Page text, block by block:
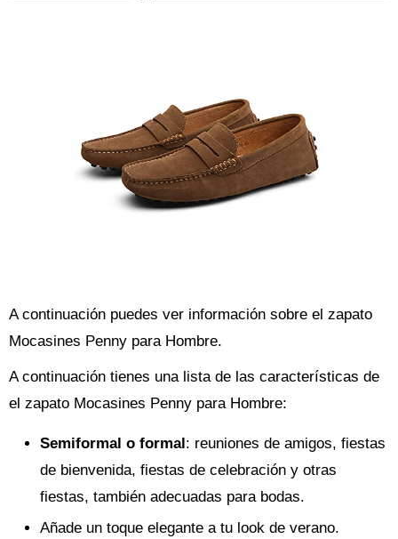
A continuación puedes ver información sobre el zapato
Mocasines Penny para Hombre.
A continuación tienes una lista de las características de
el zapato Mocasines Penny para Hombre:
Semiformal o formal: reuniones de amigos, fiestas
de bienvenida, fiestas de celebración y otras
fiestas, también adecuadas para bodas.
Añade un toque elegante a tu look de verano.